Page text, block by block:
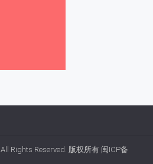
All Rights Reserved. 版权所有 闽ICP备